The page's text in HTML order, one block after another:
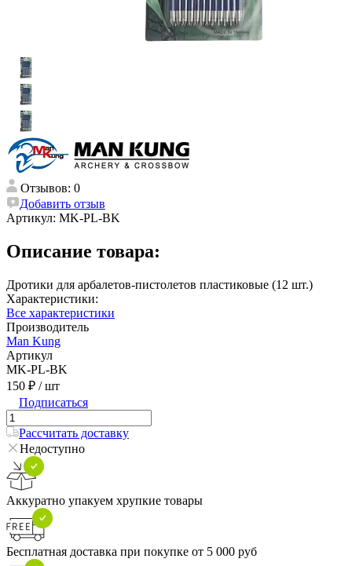
Отзывов: 0
Добавить отзыв
Артикул: MK-PL-BK
Описание товара:
Дротики для арбалетов-пистолетов пластиковые (12 шт.)
Характеристики:
Все характеристики
Производитель
Man Kung
Артикул
MK-PL-BK
150 ₽ / шт
Подписаться
Рассчитать доставку
Недоступно
Аккуратно упакуем хрупкие товары
Бесплатная доставка при покупке от 5 000 руб